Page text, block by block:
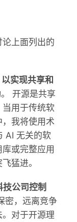
上面列出的
实现共享和
开源是共享
用于传统软
我将使用术
AI 无关的软
或完整应用
猛进。
公司控制
密，远离竞争
对于开源理